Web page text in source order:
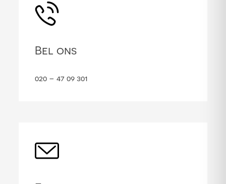
Bel ons
020 – 47 09 301